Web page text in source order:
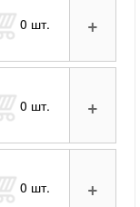
0 шт. +
0 шт. +
0 шт. +